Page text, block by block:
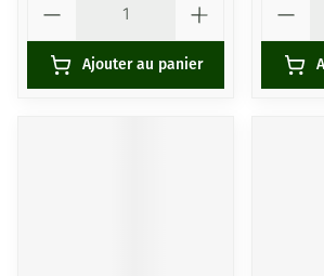
Ajouter au panier